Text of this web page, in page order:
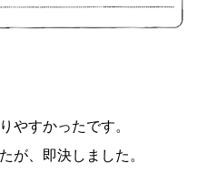
やすかったです。
が、即決しました。